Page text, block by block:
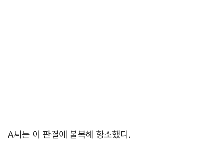
A씨는 이 판결에 불복해 항소했다.